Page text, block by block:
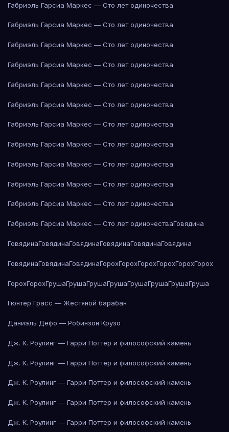
Габриэль Гарсиа Маркес — Сто лет одиночества
Габриэль Гарсиа Маркес — Сто лет одиночества
Габриэль Гарсиа Маркес — Сто лет одиночества
Габриэль Гарсиа Маркес — Сто лет одиночества
Габриэль Гарсиа Маркес — Сто лет одиночества
Габриэль Гарсиа Маркес — Сто лет одиночества
Габриэль Гарсиа Маркес — Сто лет одиночества
Габриэль Гарсиа Маркес — Сто лет одиночества
Габриэль Гарсиа Маркес — Сто лет одиночества
Габриэль Гарсиа Маркес — Сто лет одиночества
Габриэль Гарсиа Маркес — Сто лет одиночества
Габриэль Гарсиа Маркес — Сто лет одиночестваГовядина
ГовядинаГовядинаГовядинаГовядинаГовядинаГовядина
ГовядинаГовядинаГовядинаГорохГорохГорохГорохГорохГорох
ГорохГорохГрушаГрушаГрушаГрушаГрушаГрушаГрушаГруша
Гюнтер Грасс — Жестяной барабан
Даниэль Дефо — Робинзон Крузо
Дж. К. Роулинг — Гарри Поттер и философский камень
Дж. К. Роулинг — Гарри Поттер и философский камень
Дж. К. Роулинг — Гарри Поттер и философский камень
Дж. К. Роулинг — Гарри Поттер и философский камень
Дж. К. Роулинг — Гарри Поттер и философский камень